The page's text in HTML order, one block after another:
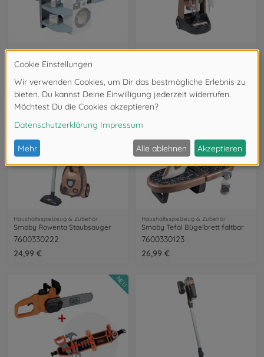
Haushaltsspielzeug & Zubehör
89,99 €
Haushaltsspielzeug & Zubehör
59,99 €
Haushaltsspielzeug & Zubehör
Smoby Rowenta Staubsauger
7600330222
24,99 €
Haushaltsspielzeug & Zubehör
Smoby Tefal Bügelbrett faltbar
7600330123
26,99 €
NEU